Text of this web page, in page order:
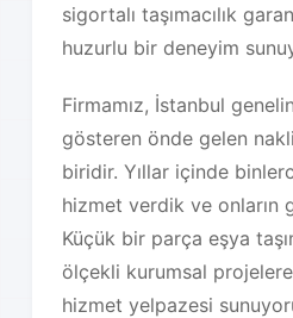
sigortalı taşımacılık
huzurlu bir deneyim
Firmamız, İstanbul
gösteren önde gelen
biridir. Yıllar içinde
hizmet verdik ve onların
Küçük bir parça eşya
ölçekli kurumsal
hizmet yelpazesi